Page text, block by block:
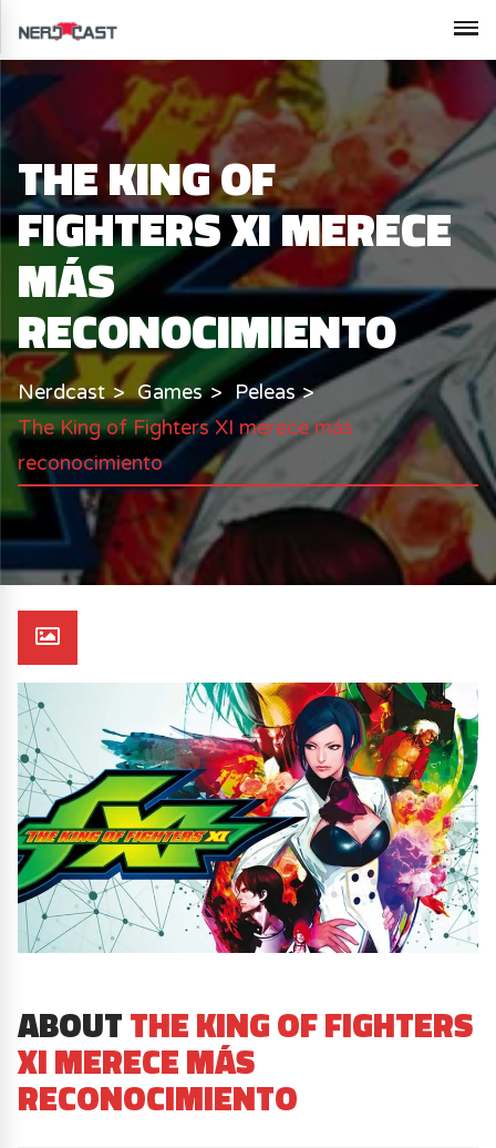
THE KING OF
FIGHTERS XI MERECE
MÁS
RECONOCIMIENTO
Nerdcast Games
Peleas
The King of Fighters XI merece más
reconocimiento
ABOUTTHE KING OF FIGHTERS
XI MERECE MÁS
RECONOCIMIENTO